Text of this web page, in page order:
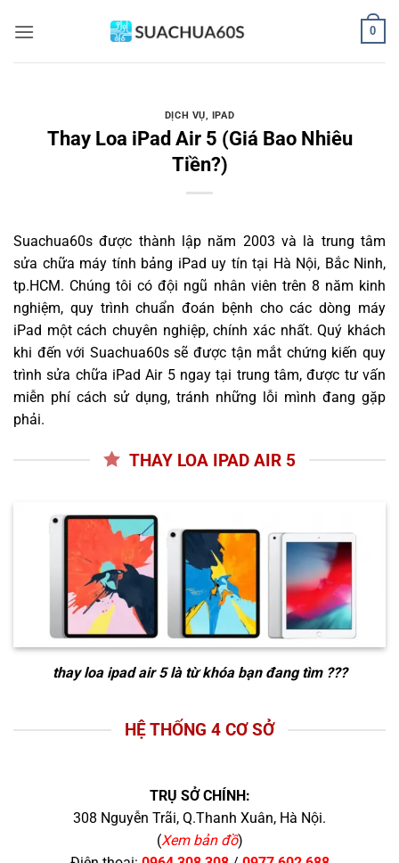
qua
0
DỊCH VỤ, IPAD
Thay Loa iPad Air 5 (Giá Bao Nhiêu
Tiền?)
Suachua60s được thành lập năm 2003 và là trung tâm
sửa chữa máy tính bảng iPad uy tín tại Hà Nội, Bắc Ninh,
tp.HCM. Chúng tôi có đội ngũ nhân viên trên 8 năm kinh
nghiệm, quy trình chuẩn đoán bệnh cho các dòng máy
iPad một cách chuyên nghiệp, chính xác nhất. Quý khách
khi đến với Suachua60s sẽ được tận mắt chứng kiến quy
trình sửa chữa iPad Air 5 ngay tại trung tâm, được tư vấn
miễn phí cách sử dụng, tránh những lỗi mình đang gặp
phải.
THAY LOA IPAD AIR 5
thay loa ipad air 5là từ khóa bạn đang tìm ???
HỆ THỐNG 4 CƠ SỞ
TRỤ SỞ CHÍNH:
308 Nguyễn Trãi, Q.Thanh Xuân, Hà Nội.
(Xem bản đồ)